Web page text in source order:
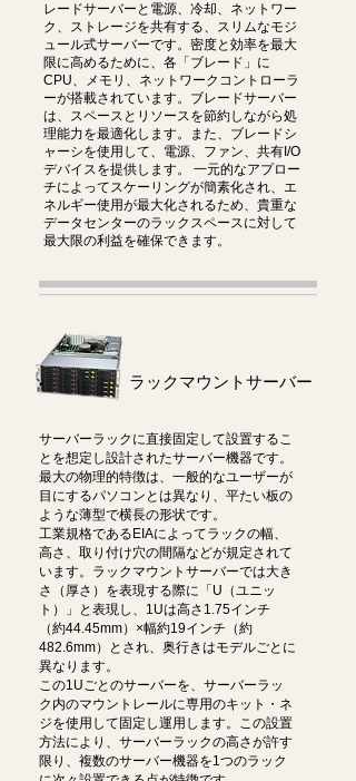
レードサーバーと電源、冷却、ネットワー
ク、ストレージを共有する、スリムなモジ
ュール式サーバーです。密度と効率を最大
限に高めるために、各「ブレード」に
CPU、メモリ、ネットワークコントローラ
ーが搭載されています。ブレードサーバー
は、スペースとリソースを節約しながら処
理能力を最適化します。また、ブレードシ
ャーシを使用して、電源、ファン、共有I/O
デバイスを提供します。 一元的なアプロー
チによってスケーリングが簡素化され、エ
ネルギー使用が最大化されるため、貴重な
データセンターのラックスペースに対して
最大限の利益を確保できます。
ラックマウントサーバー
サーバーラックに直接固定して設置するこ
とを想定し設計されたサーバー機器です。
最大の物理的特徴は、一般的なユーザーが
目にするパソコンとは異なり、平たい板の
ような薄型で横長の形状です。
工業規格であるEIAによってラックの幅、
高さ、取り付け穴の間隔などが規定されて
います。ラックマウントサーバーでは大き
さ（厚さ）を表現する際に「U（ユニッ
ト）」と表現し、1Uは高さ1.75インチ
（約44.45mm）×幅約19インチ（約
482.6mm）とされ、奥行きはモデルごとに
異なります。
この1Uごとのサーバーを、サーバーラッ
ク内のマウントレールに専用のキット・ネ
ジを使用して固定し運用します。この設置
方法により、サーバーラックの高さが許す
限り、複数のサーバー機器を1つのラック